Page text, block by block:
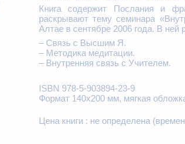
Книга содержит Послания и
раскрывают тему семинара
Алтае в сентябре 2006 года. В ней
– Связь с Высшим Я.
– Методика медитации.
– Внутренняя связь с Учителем.
ISBN 978-5-903894-23-9
Формат 140х200 мм, мягкая
Цена книги : не определена